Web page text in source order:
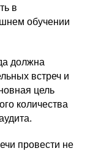
в
обучении
должна
встреч и
цель
количества
провести не